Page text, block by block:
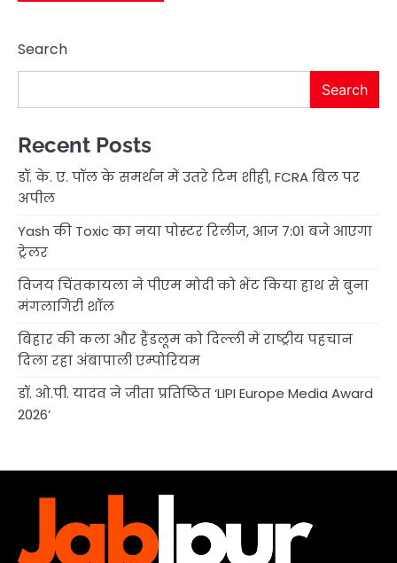
Search
Search
Recent Posts
डॉ. के. ए. पॉल के समर्थन में उतरे टिम शीही, FCRA बिल पर
अपील
Yash की Toxic का नया पोस्टर रिलीज, आज 7:01 बजे आएगा
ट्रेलर
विजय चिंतकायला ने पीएम मोदी को भेंट किया हाथ से बुना
मंगलागिरी शॉल
बिहार की कला और हैंडलूम को दिल्ली में राष्ट्रीय पहचान
दिला रहा अंबापाली एम्पोरियम
डॉ. ओ.पी. यादव ने जीता प्रतिष्ठित ‘LIPI Europe Media Award
2026’